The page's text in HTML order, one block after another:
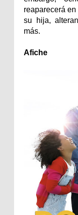
reaparecerá
su hija,
más.
Afiche